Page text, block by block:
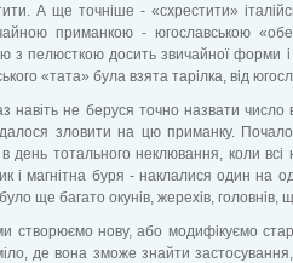
А ще точніше - «схрестити»
приманкою - югославською
з пелюсткою досить звичайної форми
«тата» була взята тарілка, від
навіть не беруся точно назвати число
зловити на цю приманку.
день тотального неклювання, коли
і магнітна буря - наклалися один на
ще багато окунів, жерехів, головнів,
створюємо нову, або модифікуємо
де вона зможе знайти